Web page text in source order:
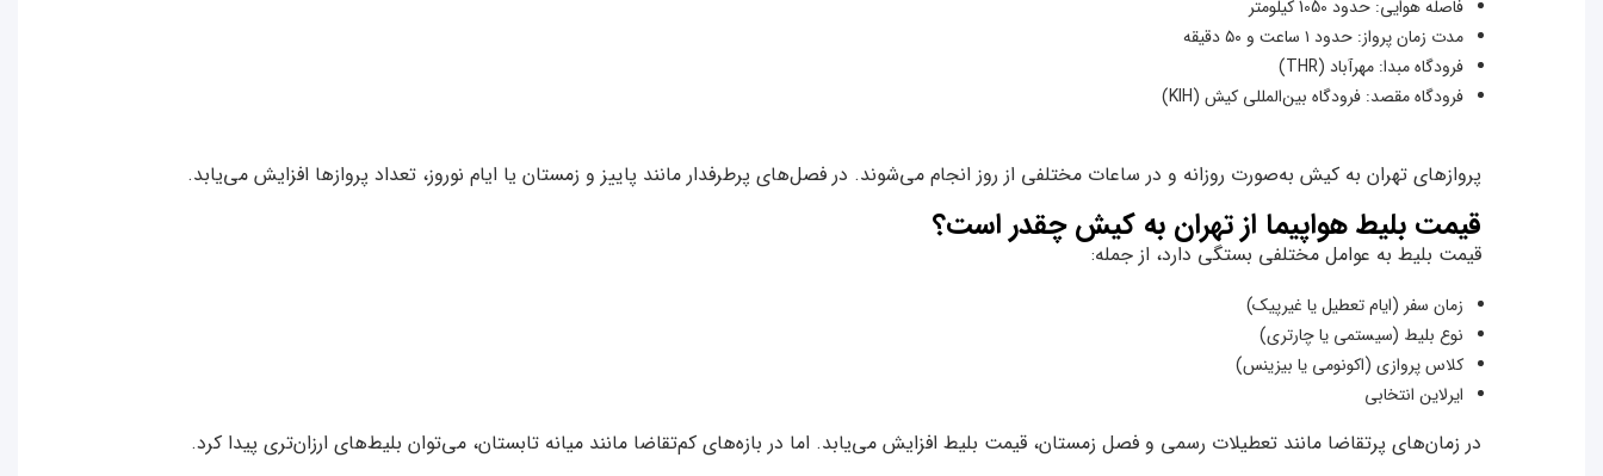
فاصله هوایی: حدود 1050 کیلومتر
مدت زمان پرواز: حدود ۱ ساعت و ۵۰ دقیقه
فرودگاه مبدا: مهرآباد (THR)
فرودگاه مقصد: فرودگاه بین‌المللی کیش (KIH)
پروازهای تهران به کیش به‌صورت روزانه و در ساعات مختلفی از روز انجام می‌شوند. در فصل‌های پرطرفدار مانند پاییز و زمستان یا ایام نوروز، تعداد پروازها افزایش می‌یابد.
قیمت بلیط هواپیما از تهران به کیش چقدر است؟
قیمت بلیط به عوامل مختلفی بستگی دارد، از جمله:
زمان سفر (ایام تعطیل یا غیرپیک)
نوع بلیط (سیستمی یا چارتری)
کلاس پروازی (اکونومی یا بیزینس)
ایرلاین انتخابی
در زمان‌های پرتقاضا مانند تعطیلات رسمی و فصل زمستان، قیمت بلیط افزایش می‌یابد. اما در بازه‌های کم‌تقاضا مانند میانه تابستان، می‌توان بلیط‌های ارزان‌تری پیدا کرد.